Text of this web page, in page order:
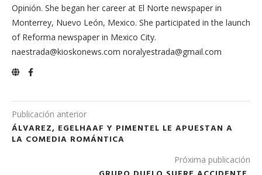
Opinión. She began her career at El Norte newspaper in
Monterrey, Nuevo León, Mexico. She participated in the launch
of Reforma newspaper in Mexico City.
naestrada@kioskonews.com noralyestrada@gmail.com
Publicación anterior
ÁLVAREZ, EGELHAAF Y PIMENTEL LE APUESTAN A
LA COMEDIA ROMÁNTICA
Próxima publicación